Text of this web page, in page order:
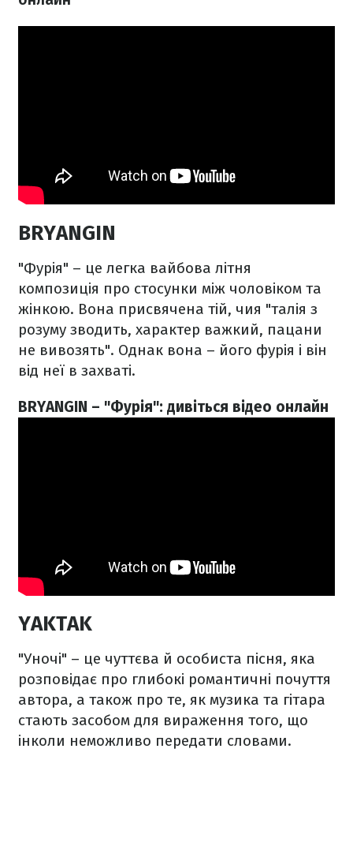
BRYANGIN
"Фурія" – це легка вайбова літня
композиція про стосунки між чоловіком та
жінкою. Вона присвячена тій, чия "талія з
розуму зводить, характер важкий, пацани
не вивозять". Однак вона – його фурія і він
від неї в захваті.
BRYANGIN – "Фурія": дивіться відео онлайн
YAKTAK
"Уночі" – це чуттєва й особиста пісня, яка
розповідає про глибокі романтичні почуття
автора, а також про те, як музика та гітара
стають засобом для вираження того, що
інколи неможливо передати словами.